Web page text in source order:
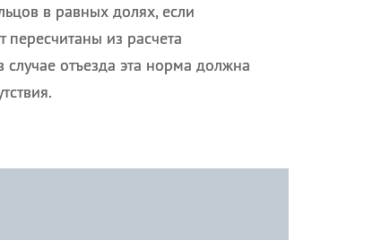
в равных долях, если
из расчета
отъезда эта норма должна